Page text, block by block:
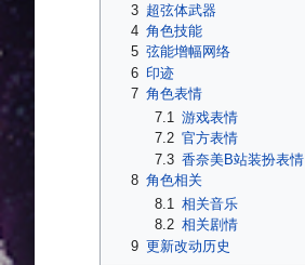
3 超弦体武器
4 角色技能
5 弦能增幅网络
6 印迹
7 角色表情
7.1 游戏表情
7.2 官方表情
7.3 香奈美B站装扮表情
8 角色相关
8.1
相关音乐
8.2 相关剧情
9 更新改动历史